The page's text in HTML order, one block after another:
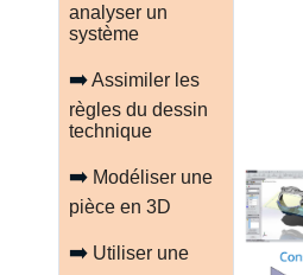
analyser un
système
➡️Assimiler les
règles du dessin
technique
➡️ Modéliser une
pièce en 3D
➡️ Utiliser une